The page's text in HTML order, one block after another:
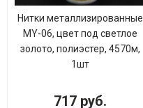
Нитки металлизированные
MY-06, цвет под светлое
золото, полиэстер, 4570м,
1шт
717 руб.